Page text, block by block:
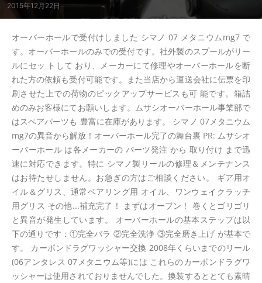
2015年12月22日
オーバーホールで受付けしました シマノ 07 メタニウムmg7 で
す。オーバーホールのみでの受付です。社外製のスプールがリー
ルにセッ トして おり、メーカーにて修理やオーバーホールを断
れた方の依頼も受付可能です。また当店から運送会社に伝票を印
刷させた上での荷物のピックアップサービスも可 能です。箱詰
めのみお客様にてお願いします。ムサシオーバーホール事業部で
はスペアパーツも 豊富に在庫があります。 シマノ 07メタニウム
mg7の異音から解放！オーバーホール完了の舞台裏 PR: ムサシオ
ーバーホール は各メーカーの パーツ発注 から 取り付け まで迅
速に対応できます。特に シマノ製リールの修理＆メンテナンス
はお待たせしません。お急ぎの方はご相談ください。 ギア用オ
イル＆グリス、通常ベアリング用 オイル、ワンウェイクラッチ
用グリス その他...補充完了！ まずはオープン！ 巻くとゴリゴリ
と異音が発生しています。 オーバーホールの基本ステップは以
下の通りです：①完全バラ ②完全洗浄 ③完全磨き上げ が基本で
す。 カーボンドラグワッシャー交換 2008年くらいまでのリール
(06アンタレス 07メタニウム等)には これらのカーボンドラグワ
ッシャーは使用されておりませんでした。換装するととても素晴